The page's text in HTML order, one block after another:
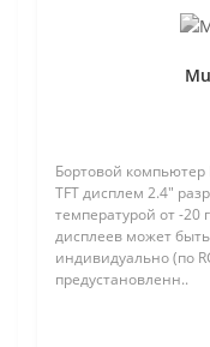
Бортовой
TFT дисплем 2.4"
температурой от -20
дисплеев может
индивидуально (по
предустановленн..